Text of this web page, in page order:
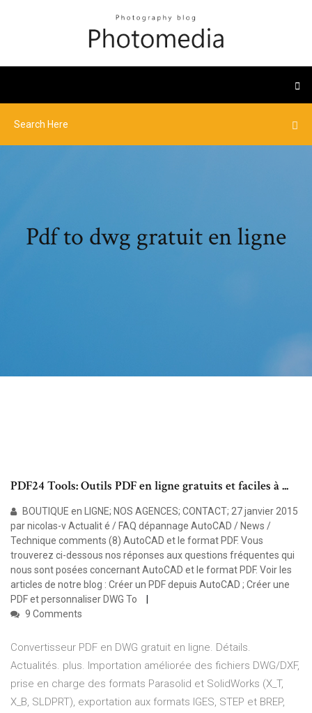
Pdf to dwg gratuit en ligne
PDF24 Tools: Outils PDF en ligne gratuits et faciles à ...
BOUTIQUE en LIGNE; NOS AGENCES; CONTACT; 27 janvier 2015
par nicolas-v Actualit é / FAQ dépannage AutoCAD / News /
Technique comments (8) AutoCAD et le format PDF. Vous
trouverez ci-dessous nos réponses aux questions fréquentes qui
nous sont posées concernant AutoCAD et le format PDF. Voir les
articles de notre blog : Créer un PDF depuis AutoCAD ; Créer une
PDF et personnaliser DWG To
9 Comments
Convertisseur PDF en DWG gratuit en ligne. Détails.
Actualités. plus. Importation améliorée des fichiers DWG/DXF,
prise en charge des formats Parasolid et SolidWorks (X_T,
X_B, SLDPRT), exportation aux formats IGES, STEP et BREP,